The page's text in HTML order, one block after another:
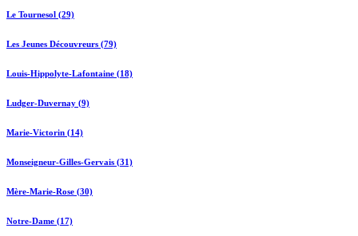
Le Tournesol (29)
Les Jeunes Découvreurs (79)
Louis-Hippolyte-Lafontaine (18)
Ludger-Duvernay (9)
Marie-Victorin (14)
Monseigneur-Gilles-Gervais (31)
Mère-Marie-Rose (30)
Notre-Dame (17)